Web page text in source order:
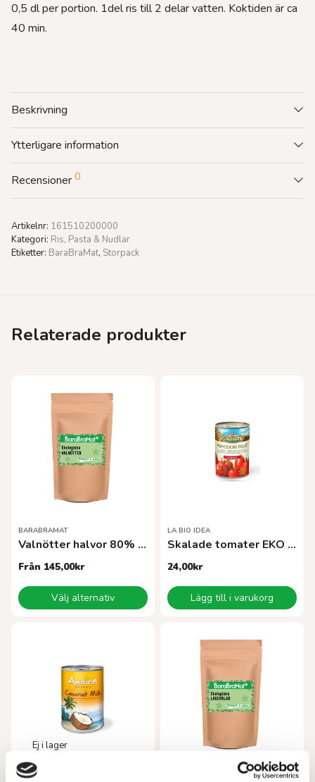
0,5 dl per portion. 1del ris till 2 delar vatten. Koktiden är ca
40 min.
Beskrivning
Ytterligare information
Recensioner 0
Artikelnr: 161510200000
Kategori: Ris, Pasta & Nudlar
Etiketter: BaraBraMat, Storpack
Relaterade produkter
BARABRAMAT
Valnötter halvor 80% EKO
Från 145,00kr
Välj alternativ
Den
här
alternativen
produktsidan
LA BIO IDEA
Skalade tomater EKO 400 g
24,00kr
Lägg till i varukorg
AMAIZIN